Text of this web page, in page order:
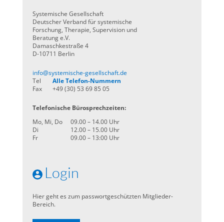
Systemische Gesellschaft
Deutscher Verband für systemische
Forschung, Therapie, Supervision und
Beratung e.V.
Damaschkestraße 4
D-10711 Berlin
info@systemische-gesellschaft.de
Tel
Alle Telefon-Nummern
Fax
+49 (30) 53 69 85 05
Telefonische Bürosprechzeiten:
Mo, Mi, Do
09.00 – 14.00 Uhr
Di
12.00 – 15.00 Uhr
Fr
09.00 – 13:00 Uhr
Login
Hier geht es zum passwortgeschützten Mitglieder-
Bereich.